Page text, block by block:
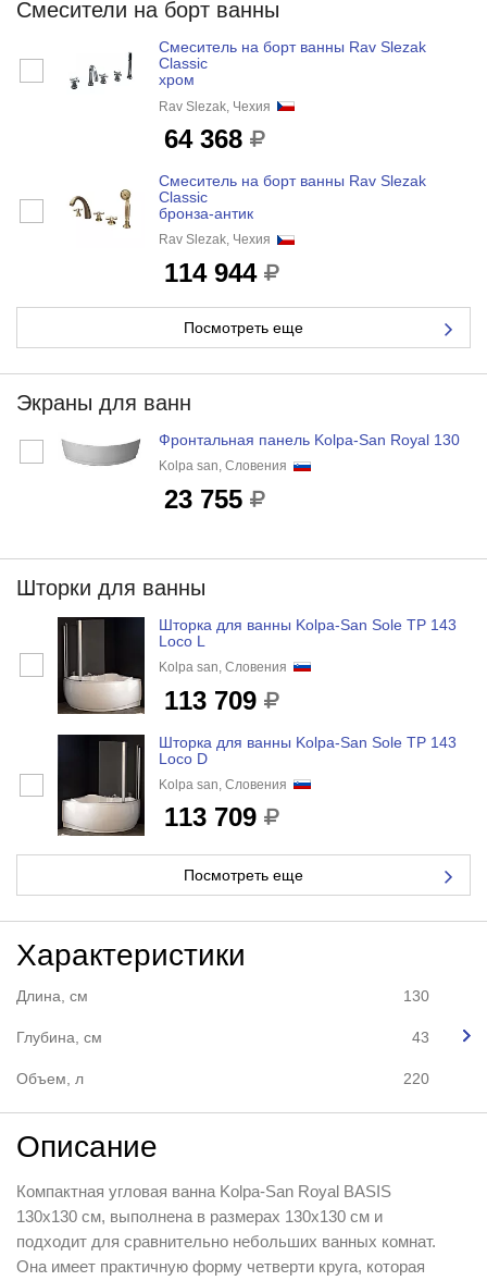
Смесители на борт ванны
Смеситель на борт ванны Rav Slezak
Classic
хром
Rav Slezak, Чехия
64 368
Смеситель на борт ванны Rav Slezak
Classic
бронза-антик
Rav Slezak, Чехия
114 944
Посмотреть еще
Экраны для ванн
Фронтальная панель Kolpa-San Royal 130
Kolpa san, Словения
23 755
Шторки для ванны
Шторка для ванны Kolpa-San Sole TP 143
Loco L
Kolpa san, Словения
113 709
Шторка для ванны Kolpa-San Sole TP 143
Loco D
Kolpa san, Словения
113 709
Посмотреть еще
Характеристики
Длина, см 130
Глубина, см 43
Объем, л 220
Описание
Компактная угловая ванна Kolpa-San Royal BASIS
130x130 см, выполнена в размерах 130x130 см и
подходит для сравнительно небольших ванных комнат.
Она имеет практичную форму четверти круга, которая